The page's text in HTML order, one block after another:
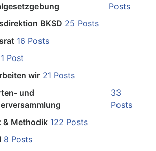
Posts
BKSD 25 Posts
16 Posts
1 Post
wir 21 Posts
und
33
Posts
& Methodik 122 Posts
8 Posts